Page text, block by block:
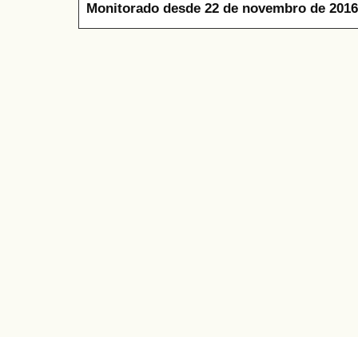
Monitorado desde 22 de novembro de